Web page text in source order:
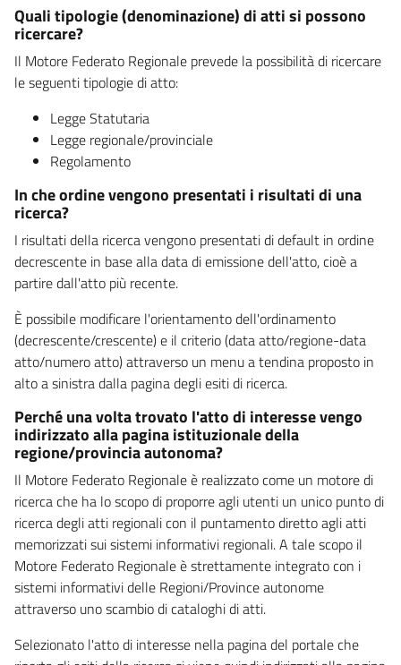
Quali tipologie (denominazione) di atti si possono
ricercare?
Il Motore Federato Regionale prevede la possibilità di ricercare
le seguenti tipologie di atto:
Legge Statutaria
Legge regionale/provinciale
Regolamento
In che ordine vengono presentati i risultati di una
ricerca?
I risultati della ricerca vengono presentati di default in ordine
decrescente in base alla data di emissione dell'atto, cioè a
partire dall'atto più recente.
È possibile modificare l'orientamento dell'ordinamento
(decrescente/crescente) e il criterio (data atto/regione-data
atto/numero atto) attraverso un menu a tendina proposto in
alto a sinistra dalla pagina degli esiti di ricerca.
Perché una volta trovato l'atto di interesse vengo
indirizzato alla pagina istituzionale della
regione/provincia autonoma?
Il Motore Federato Regionale è realizzato come un motore di
ricerca che ha lo scopo di proporre agli utenti un unico punto di
ricerca degli atti regionali con il puntamento diretto agli atti
memorizzati sui sistemi informativi regionali. A tale scopo il
Motore Federato Regionale è strettamente integrato con i
sistemi informativi delle Regioni/Province autonome
attraverso uno scambio di cataloghi di atti.
Selezionato l'atto di interesse nella pagina del portale che